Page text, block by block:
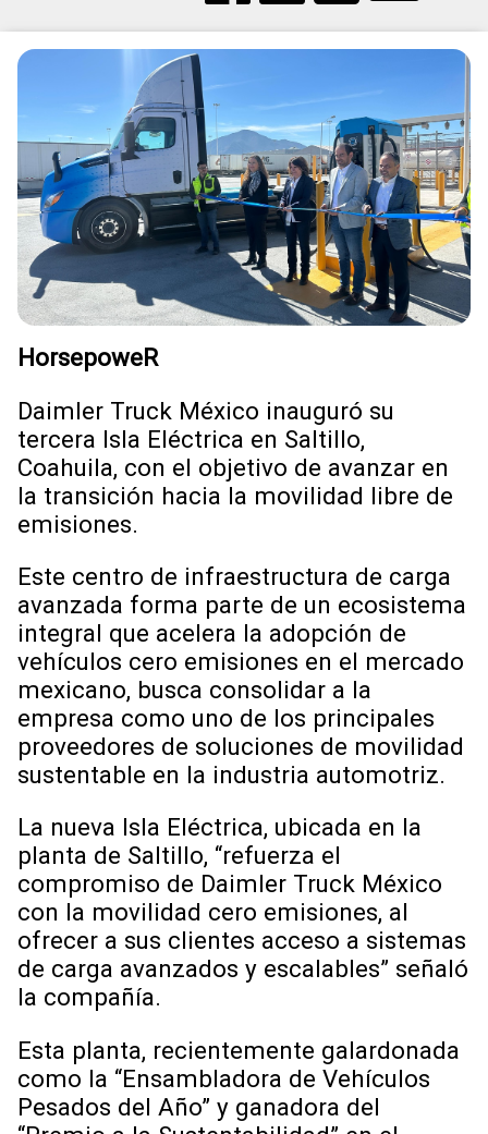
HorsepoweR
Daimler Truck México inauguró su
tercera Isla Eléctrica en Saltillo,
Coahuila, con el objetivo de avanzar en
la transición hacia la movilidad libre de
emisiones.
Este centro de infraestructura de carga
avanzada forma parte de un ecosistema
integral que acelera la adopción de
vehículos cero emisiones en el mercado
mexicano, busca consolidar a la
empresa como uno de los principales
proveedores de soluciones de movilidad
sustentable en la industria automotriz.
La nueva Isla Eléctrica, ubicada en la
planta de Saltillo, “refuerza el
compromiso de Daimler Truck México
con la movilidad cero emisiones, al
ofrecer a sus clientes acceso a sistemas
de carga avanzados y escalables” señaló
la compañía.
Esta planta, recientemente galardonada
como la “Ensambladora de Vehículos
Pesados del Año” y ganadora del